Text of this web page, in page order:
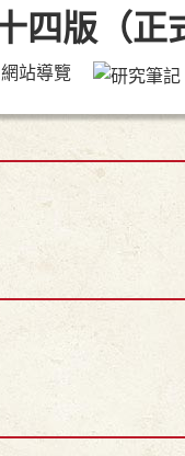
網站導覽